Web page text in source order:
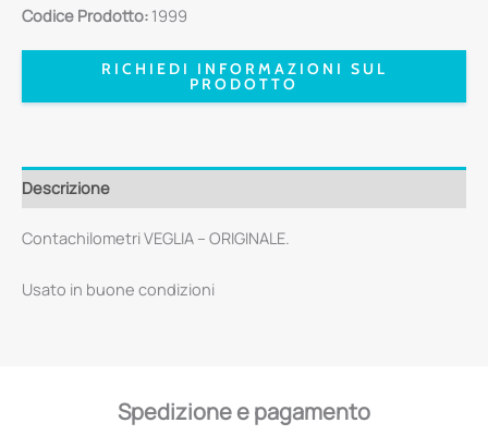
Codice Prodotto: 1999
RICHIEDI INFORMAZIONI SUL
PRODOTTO
Descrizione
Contachilometri VEGLIA – ORIGINALE.
Usato in buone condizioni
Spedizione e pagamento